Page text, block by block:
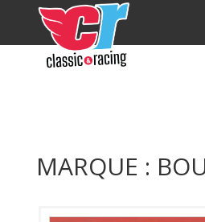
MARQUE :